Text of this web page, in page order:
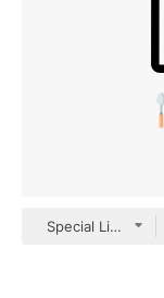
Special Lineal